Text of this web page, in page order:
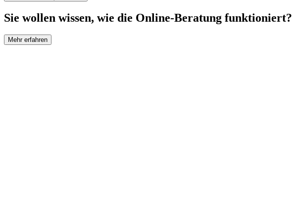
Sie wollen wissen, wie die Online-Beratung funktioniert?
Mehr erfahren